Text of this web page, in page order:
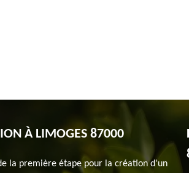
À LIMOGES 87000
la première étape pour la création d'un